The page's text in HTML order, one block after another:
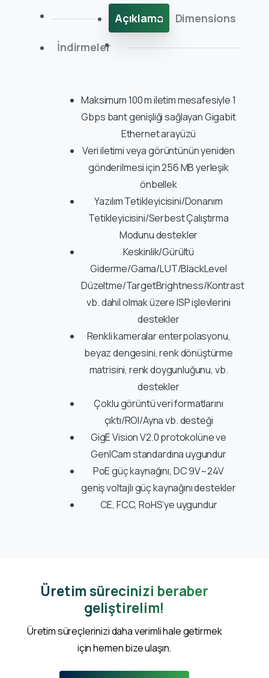
Açıklama
Dimensions
İndirmeler
Maksimum 100 m iletim mesafesiyle 1
Gbps bant genişliği sağlayan Gigabit
Ethernet arayüzü
Veri iletimi veya görüntünün yeniden
gönderilmesi için 256 MB yerleşik
önbellek
Yazılım Tetikleyicisini/Donanım
Tetikleyicisini/Serbest Çalıştırma
Modunu destekler
Keskinlik/Gürültü
Giderme/Gama/LUT/BlackLevel
Düzeltme/TargetBrightness/Kontrast
vb. dahil olmak üzere ISP işlevlerini
destekler
Renkli kameralar enterpolasyonu,
beyaz dengesini, renk dönüştürme
matrisini, renk doygunluğunu, vb.
destekler
Çoklu görüntü veri formatlarını
çıktı/ROI/Ayna vb. desteği
GigE Vision V2.0 protokolüne ve
GenICam standardına uygundur
PoE güç kaynağını, DC 9V~24V
geniş voltajlı güç kaynağını destekler
CE, FCC, RoHS’ye uygundur
Üretim sürecinizi beraber
geliştirelim!
Üretim süreçlerinizi daha verimli hale getirmek
için hemen bize ulaşın.